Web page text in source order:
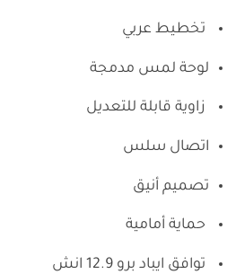
تخطيط عربي
لوحة لمس مدمجة
زاوية قابلة للتعديل
اتصال سلس
تصميم أنيق
حماية أمامية
توافق ايباد برو 12.9 انش